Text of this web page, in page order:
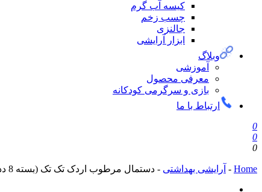
کیسه آب گرم
چسب زخم
جالنزی
ابزار آرایشی
وبلاگ
آموزشی
معرفی محصول
بازی و سرگرمی کودکانه
ارتباط با ما
0
0
0
Home
- آرایشی بهداشتی - دستمال مرطوب اردک تک تک (بسته 8 ددی)